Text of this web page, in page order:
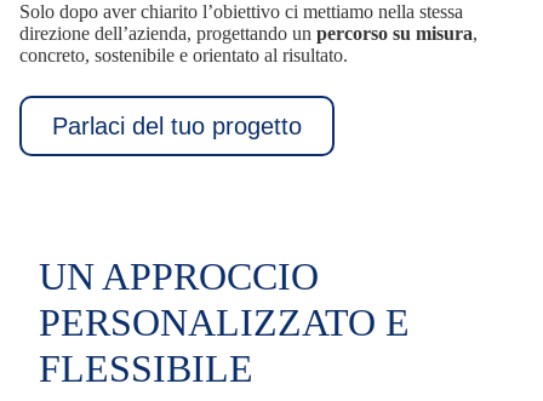
Solo dopo aver chiarito l’obiettivo ci mettiamo nella stessa
direzione dell’azienda, progettando un percorso su misura,
concreto, sostenibile e orientato al risultato.
Parlaci del tuo progetto
UN APPROCCIO
PERSONALIZZATO E
FLESSIBILE